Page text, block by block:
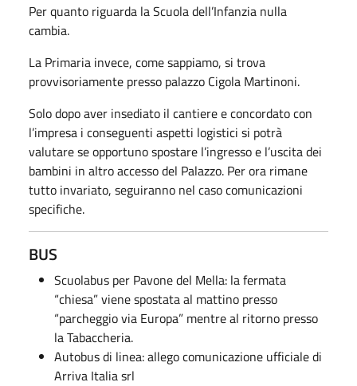
Per quanto riguarda la Scuola dell’Infanzia nulla
cambia.
La Primaria invece, come sappiamo, si trova
provvisoriamente presso palazzo Cigola Martinoni.
Solo dopo aver insediato il cantiere e concordato con
l’impresa i conseguenti aspetti logistici si potrà
valutare se opportuno spostare l’ingresso e l’uscita dei
bambini in altro accesso del Palazzo. Per ora rimane
tutto invariato, seguiranno nel caso comunicazioni
specifiche.
BUS
Scuolabus per Pavone del Mella: la fermata
“chiesa” viene spostata al mattino presso
“parcheggio via Europa” mentre al ritorno presso
la Tabaccheria.
Autobus di linea: allego comunicazione ufficiale di
Arriva Italia srl